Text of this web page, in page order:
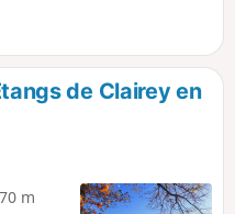
à travers les champs
point de vue à 360°. Nous
avant de revenir par
été et où vous pourrez
vous rafraichir au bistrot
de Clairey en
m